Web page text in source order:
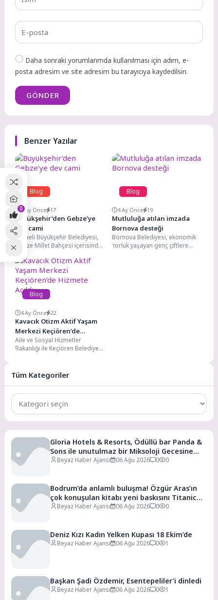
Daha sonraki yorumlarımda kullanılması için adım, e-
posta adresim ve site adresim bu tarayıcıya kaydedilsin.
GÖNDER
Benzer Yazılar
Blog
4 Ay Önce 17
Büyükşehir’den Gebze’ye
dev cami
Kocaeli Büyükşehir Belediyesi,
Gebze Millet Bahçesi içerisinde
projesi için ihaleye çıkıyor....
Blog
4 Ay Önce 19
Mutluluğa atılan imzada
Bornova desteği
Bornova Belediyesi, ekonomik
zorluk yaşayan genç çiftlere
Blog
4 Ay Önce 22
Kavacık Otizm Aktif Yaşam
Merkezi Keçiören’de
Hizmete Açıldı
Aile ve Sosyal Hizmetler
Bakanlığı ile Keçiören Belediyesi
Yaşam...
Tüm Kategoriler
Tüm
Kategoriler
Gloria Hotels & Resorts, Ödüllü bar Panda &
Sons ile unutulmaz bir Miksoloji Gecesine
İmza Attı
Beyaz Haber Ajansı 06 Ağu 2026 0 0
Bodrum’da anlamlı buluşma! Özgür Aras’ın
çok konuşulan kitabı yeni baskısını Titanic
Luxury Collection Bodrum’da kutladı
Beyaz Haber Ajansı 06 Ağu 2026 0 0
Deniz Kızı Kadın Yelken Kupası 18 Ekim’de
Beyaz Haber Ajansı 06 Ağu 2026 0 1
Başkan Şadi Özdemir, Esentepeliler’i dinledi
Beyaz Haber Ajansı 06 Ağu 2026 0 1
0